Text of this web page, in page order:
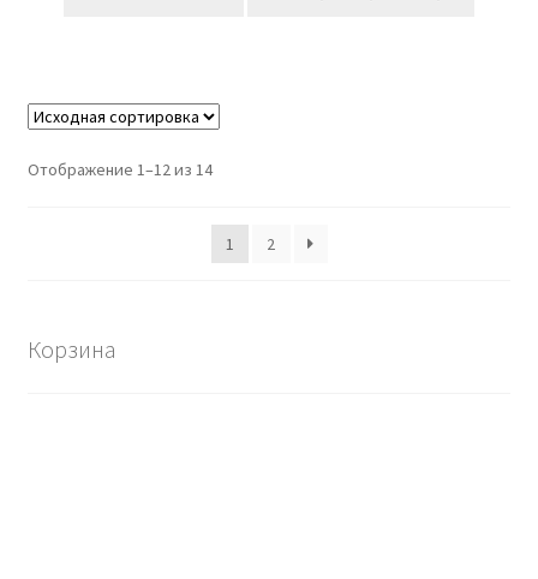
Отображение 1–12 из 14
1 2
Корзина